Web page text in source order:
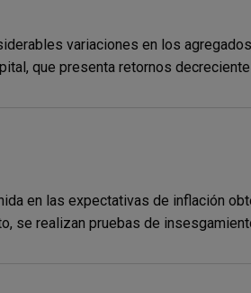
variaciones en los
que presenta retornos
en las expectativas de inflación
se realizan pruebas de